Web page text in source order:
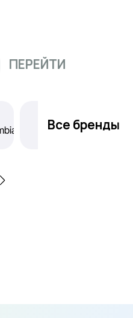
Все бренды